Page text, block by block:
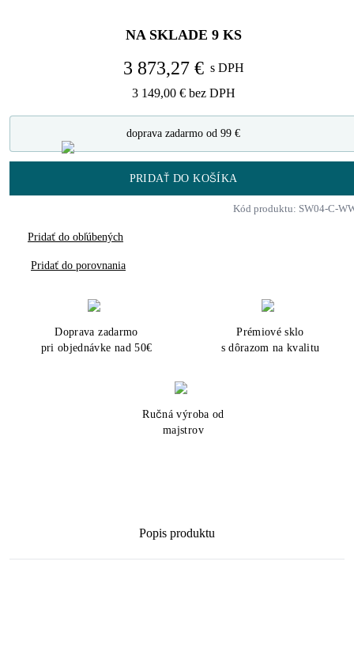
NA SKLADE 9 KS
3 873,27 € s DPH
3 149,00 € bez DPH
doprava zadarmo od 99 €
PRIDAŤ DO KOŠÍKA
Kód produktu: SW04-C-
Pridať do obľúbených
Pridať do porovnania
Doprava zadarmo
pri objednávke nad 50€
Prémiové sklo
s dôrazom na kvalitu
Ručná výroba od
majstrov
Popis produktu